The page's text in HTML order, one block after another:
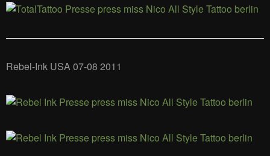
Rebel-Ink USA 07-08 2011